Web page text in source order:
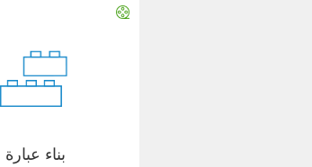
بناء عبارة